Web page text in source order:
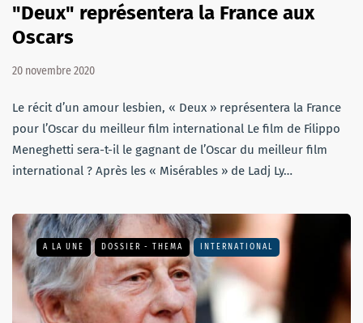
"Deux" représentera la France aux
Oscars
20 novembre 2020
Le récit d’un amour lesbien, « Deux » représentera la France
pour l’Oscar du meilleur film international Le film de Filippo
Meneghetti sera-t-il le gagnant de l’Oscar du meilleur film
international ? Après les « Misérables » de Ladj Ly…
A LA UNE DOSSIER - THEMA INTERNATIONAL